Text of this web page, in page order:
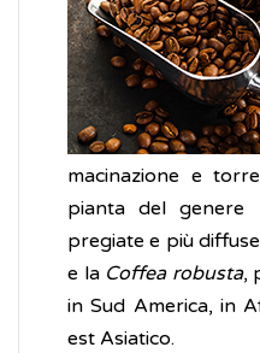
macinazione e
pianta del genere
pregiate e più
e la Coffea robusta,
in Sud America, in
est Asiatico.